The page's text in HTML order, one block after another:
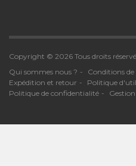
Copyright © 2026 Tous droits
Qui sommes nous ?
Conditions
Expédition et retour
Politique
Politique de confidentialité